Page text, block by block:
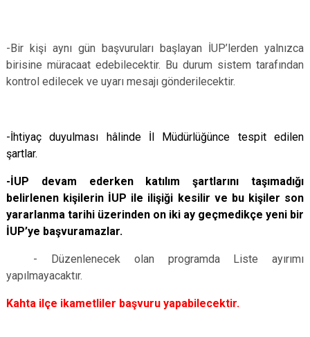
-Bir kişi aynı gün başvuruları başlayan İUP’lerden yalnızca
birisine müracaat edebilecektir. Bu durum sistem tarafından
kontrol edilecek ve uyarı mesajı gönderilecektir.
-İhtiyaç duyulması hâlinde İl Müdürlüğünce tespit edilen
şartlar.
-İUP devam ederken katılım şartlarını taşımadığı
belirlenen kişilerin İUP ile ilişiği kesilir ve bu kişiler son
yararlanma tarihi üzerinden on iki ay geçmedikçe yeni bir
İUP’ye başvuramazlar.
- Düzenlenecek olan programda Liste ayırımı
yapılmayacaktır.
Kahta ilçe ikametliler başvuru yapabilecektir.